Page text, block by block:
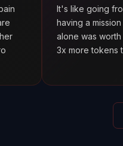
It's like going from 'I think my
having a mission control
alone was worth it. I
3x more tokens than